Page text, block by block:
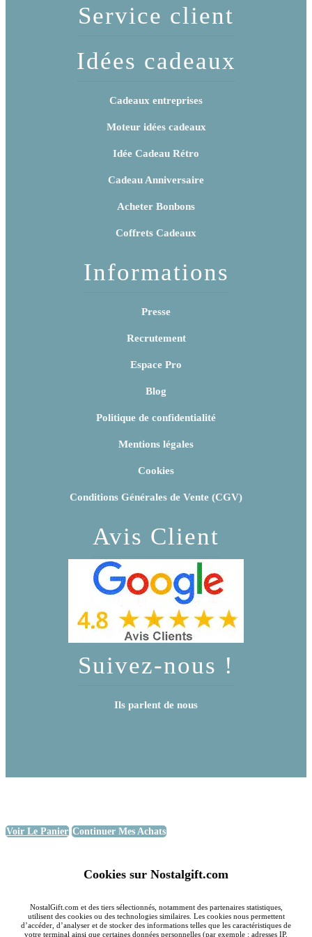
Service client
Idées cadeaux
Cadeaux entreprises
Moteur idées cadeaux
Idée Cadeau Rétro
Cadeau Anniversaire
Acheter Bonbons
Coffrets Cadeaux
Informations
Presse
Recrutement
Espace Pro
Blog
Politique de confidentialité
Mentions légales
Cookies
Conditions Générales de Vente (CGV)
Avis Client
Suivez-nous !
Ils parlent de nous
Voir Le Panier Continuer Mes Achats
Cookies sur Nostalgift.com
NostalGift.com et des tiers sélectionnés, notamment des partenaires statistiques,
utilisent des cookies ou des technologies similaires. Les cookies nous permettent
d’accéder, d’analyser et de stocker des informations telles que les caractéristiques de
votre terminal ainsi que certaines données personnelles (par exemple : adresses IP,